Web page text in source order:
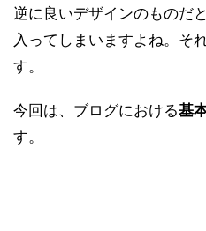
逆に良いデザインのものだ
入ってしまいますよね。そ
す。
今回は、ブログにおける基
す。